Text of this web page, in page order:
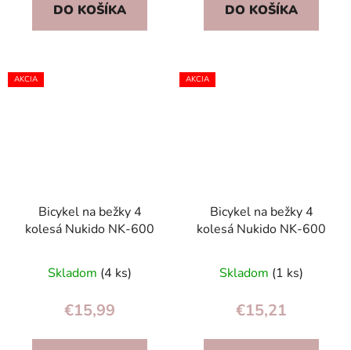
DO KOŠÍKA DO KOŠÍKA
AKCIA
Bicykel na bežky 4
kolesá Nukido NK-600
Skladom (4 ks)
€15,99
AKCIA
Bicykel na bežky 4
kolesá Nukido NK-600
Skladom (1 ks)
€15,21